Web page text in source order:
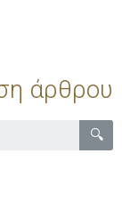
άρθρου
🔍